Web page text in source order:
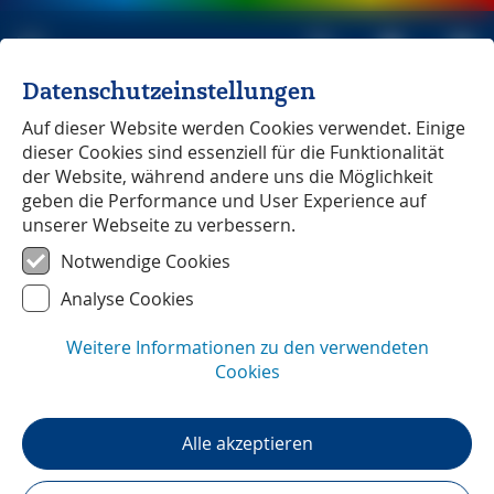
Michael Müller Verlag unabhängig seit 1979
HOME »Reisenews»
Herculaneum: Verkohlte antike Papyrusrollen mit
HIlfe von KI entschlüsselt
Kampanien – 03. Juli 2026
Herculaneum: Verkohlte
antike Papyrusrollen mit HIlfe
von KI entschlüsselt
Chr. zerstörte Bibliothek in der antiken
Stadt Herculaneum barg wertvolle
Datenschutzeinstellungen
Auf dieser Website werden Cookies verwendet. Einige
dieser Cookies sind essenziell für die Funktionalität
der Website, während andere uns die Möglichkeit
geben die Performance und User Experience auf
unserer Webseite zu verbessern.
Notwendige Cookies
Analyse Cookies
Weitere Informationen zu den verwendeten
Cookies
Alle akzeptieren